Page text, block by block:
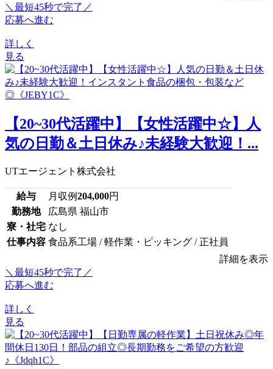
＼最短45秒で完了／
応募へ進む
詳しく
見る
【20~30代活躍中】【女性活躍中☆】人
気の日勤＆土日休み♪未経験大歓迎！...
UTエージェント株式会社
給与 月収例204,000円
勤務地
広島県 福山市
寮・社宅 なし
仕事内容 食品系工場 / 軽作業・ピッキング / 正社員
詳細を表示
＼最短45秒で完了／
応募へ進む
詳しく
見る